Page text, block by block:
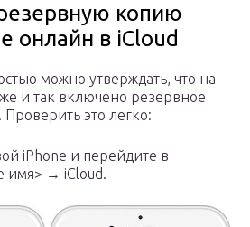
копию
онлайн в iCloud
можно утверждать, что на
и так включено резервное
это легко:
iPhone и перейдите в
имя> → iCloud.